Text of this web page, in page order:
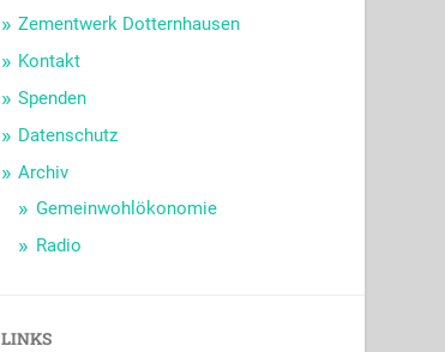
Zementwerk Dotternhausen
Kontakt
Spenden
Datenschutz
Archiv
Gemeinwohlökonomie
Radio
LINKS